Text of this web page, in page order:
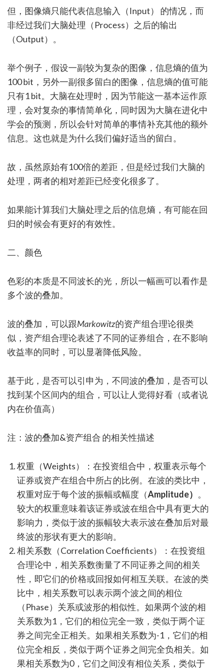
但，图像熵只能代表信息输入（Input） 的情况，而
非经过我们大脑处理（Process）之后的输出
（Output）。
举个例子，假设一副较为复杂的图像，信息熵的值为
100 bit，另外一副很多留白的图像，信息熵的值可能
只有1 bit。大脑在处理时，因为节能这一基本运作原
理，会对复杂的事情简单化，同时因为大脑在进化中
学会的预测，所以会针对简单的事情补充其他的额外
信息。这也就是为什么我们偏好适当的留白。
故，虽然原始有100倍的差距，但是经过我们大脑的
处理，两者的相对差距已经变化很多了。
如果能计算我们大脑处理之后的信息熵，有可能在回
归的时候会有更好的有效性。
二、颜色
色彩的本质是不同波长的光，所以一幅画可以看作是
多个波的叠加。
波的叠加，可以跟Markowitz的资产组合理论很类
似，资产组合理论表述了不同的证券组合，在不影响
收益率的同时，可以显著降低风险。
基于此，是否可以引申为，不同波的叠加，是否可以
找到某个区间内的组合，可以让人觉得好看（或者说
内在价值高）
注：波的叠加&资产组合 的相关性描述
权重（Weights）：在投资组合中，权重表示每个
证券或资产在组合中所占的比例。在波的类比中，
权重对应于每个波的振幅或幅度（Amplitude） 。
较大的权重意味着该证券或波在组合中具有更大的
影响力，类似于波的振幅较大表示波在叠加后对最
终波的形状有更大的影响。
相关系数（Correlation Coefficients）：在投资组
合理论中，相关系数衡量了不同证券之间的相关
性，即它们的价格或回报如何相互关联。在波的类
比中，相关系数可以表示两个波之间的相位
（Phase）关系或波形的相似性。如果两个波的相
关系数为1，它们的相位完全一致，类似于两个证
券之间完全正相关。如果相关系数为-1，它们的相
位完全相反，类似于两个证券之间完全负相关。如
果相关系数为0，它们之间没有相位关系，类似于